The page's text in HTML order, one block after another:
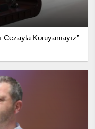
Cezayla Koruyamayız”